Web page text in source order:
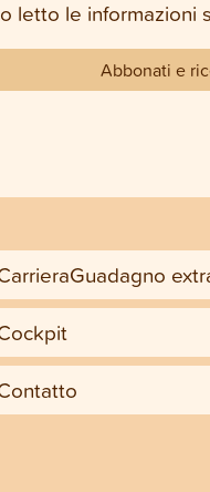
letto le informazioni
Abbonati e